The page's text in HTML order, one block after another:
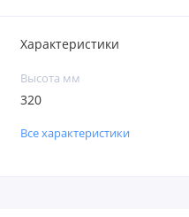
Характеристики
Высота мм
320
Все характеристики